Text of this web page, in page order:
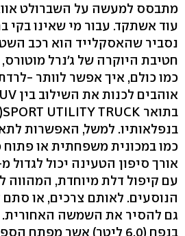
מתבסס למעשה על השברולט
עוד אשתקד. עבור מי שאינו בקי
נסביר שהאסקלייד הוא רכב
חטיבת היוקרה של ג'נרל
כמו כולם, איך אפשר לוותר -
בנפלאותיו. למשל, האפשרות לתא
כמו במכונית משפחתית או פתוח
עם קיפול דלת מיוחדת,
הנוסעים. לאותם צרכים, או סתם